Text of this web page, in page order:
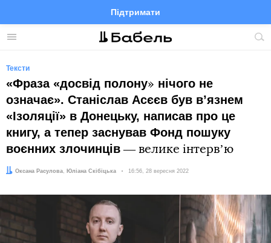
Меню
Підтримати
FacebookTelegramTwitter
Тексти
«Фраза «досвід полону» нічого не
означає». Станіслав Асєєв був вʼязнем
«Ізоляції» в Донецьку, написав про це
книгу, а тепер заснував Фонд пошуку
воєнних злочинців ― велике інтервʼю
Автор:
Оксана Расулова
Редактор: Юліана Скібіцька Дата:
16:56, 28 вересня 2022